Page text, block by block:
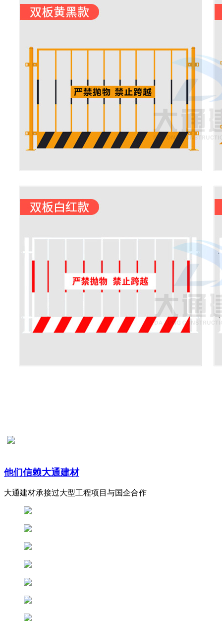
他们信赖大通建材
大通建材承接过大型工程项目与国企合作